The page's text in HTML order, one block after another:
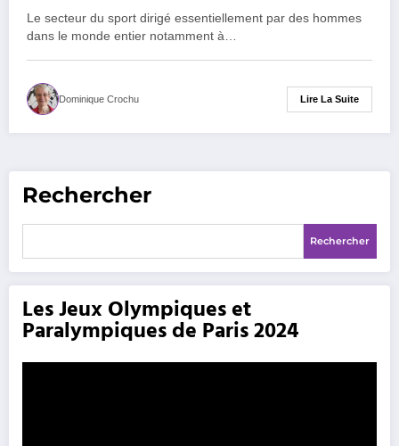
Le secteur du sport dirigé essentiellement par des hommes
dans le monde entier notamment à…
Dominique Crochu Lire La Suite
Rechercher
Rechercher
Les Jeux Olympiques et
Paralympiques de Paris 2024